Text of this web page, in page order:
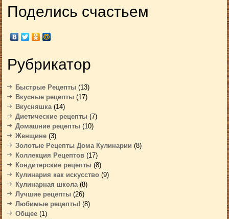
Поделись счастьем
Рубрикатор
Быстрые Рецепты (13)
Вкусные рецепты (17)
Вкусняшка(14)
Диетические рецепты (7)
Домашние рецепты (10)
Женщине (3)
Золотые Рецепты Дома Кулинарии (8)
Коллекция Рецептов (17)
Кондитерские рецепты (8)
Кулинария как искусство (9)
Кулинарная школа(8)
Лучшие рецепты (26)
Любимые рецепты! (8)
Общее (1)